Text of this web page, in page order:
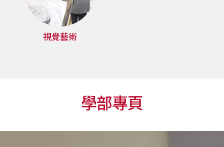
視覺藝術
學部專頁